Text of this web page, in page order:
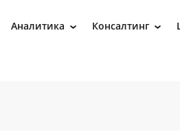
Аналитика › Консалтинг ›